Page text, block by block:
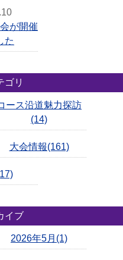
が開催
た
ゴリ
ース沿道魅力探訪
(14)
大会情報(161)
イブ
2026年5月(1)